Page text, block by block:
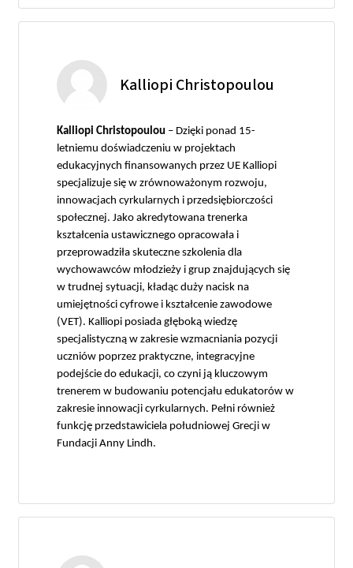
Kalliopi Christopoulou
Kalliopi Christopoulou – Dzięki ponad 15-
letniemu doświadczeniu w projektach
edukacyjnych finansowanych przez UE Kalliopi
specjalizuje się w zrównoważonym rozwoju,
innowacjach cyrkularnych i przedsiębiorczości
społecznej. Jako akredytowana trenerka
kształcenia ustawicznego opracowała i
przeprowadziła skuteczne szkolenia dla
wychowawców młodzieży i grup znajdujących się
w trudnej sytuacji, kładąc duży nacisk na
umiejętności cyfrowe i kształcenie zawodowe
(VET). Kalliopi posiada głęboką wiedzę
specjalistyczną w zakresie wzmacniania pozycji
uczniów poprzez praktyczne, integracyjne
podejście do edukacji, co czyni ją kluczowym
trenerem w budowaniu potencjału edukatorów w
zakresie innowacji cyrkularnych. Pełni również
funkcję przedstawiciela południowej Grecji w
Fundacji Anny Lindh.